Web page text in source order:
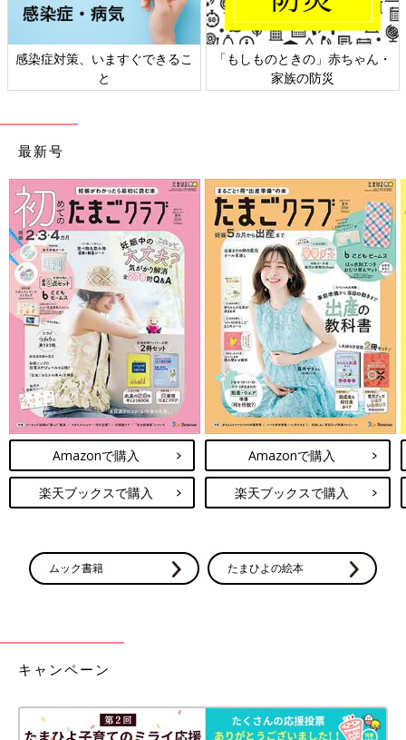
感染症対策、いますぐできるこ
と
「もしものときの」赤ちゃん・
家族の防災
最新号
Amazonで購入
楽天ブックスで購入
Amazonで購入
楽天ブックスで購入
ムック書籍 たまひよの絵本
キャンペーン